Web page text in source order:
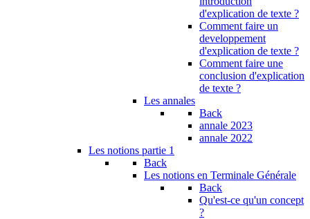
d'explication de texte ?
Comment faire un
developpement
d'explication de texte ?
Comment faire une
conclusion d'explication
de texte ?
Les annales
Back
annale 2023
annale 2022
Les notions partie 1
Back
Les notions en Terminale Générale
Back
Qu'est-ce qu'un concept
?